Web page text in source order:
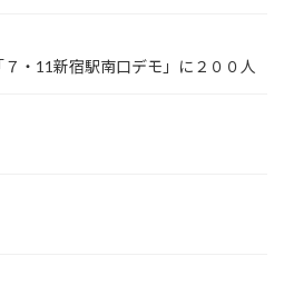
・11新宿駅南口デモ」に２００人